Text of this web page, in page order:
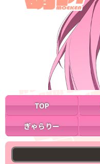
TOP
ぎゃらりー